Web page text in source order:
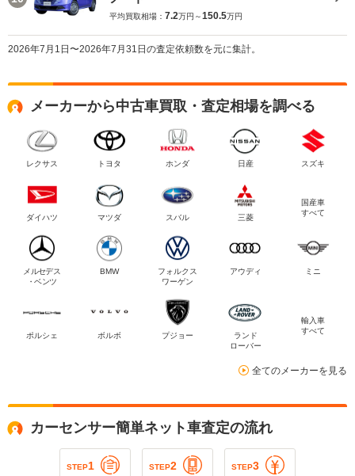
平均買取相場： 7.2万円～150.5万円
2026年7月1日〜2026年7月31日の査定依頼数を元に集計。
メーカーから中古車買取・査定相場を調べる
レクサス トヨタ ホンダ 日産 スズキ
ダイハツ マツダ スバル 三菱
国産車
すべて
メルセデス
・ベンツ
BMW
フォルクス
ワーゲン
アウディ ミニ
ポルシェ ボルボ プジョー
ランド
ローバー
輸入車
すべて
全てのメーカーを見る
カーセンサー簡単ネット車査定の流れ
STEP1 STEP2 STEP3